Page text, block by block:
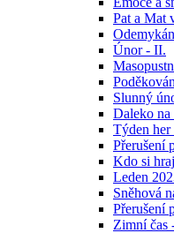
Pat a Mat
Únor - II.
Slunný
Daleko na
Týden her
Přerušení
Kdo si
Leden
Sněhová
Přerušení
Zimní čas